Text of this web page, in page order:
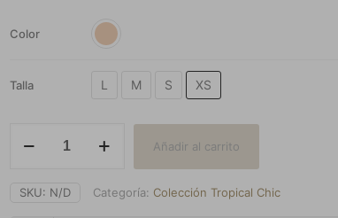
Color
Talla L M S XS
Lino
Añadir al carrito
SKU: N/D Categoría: Colección Tropical Chic